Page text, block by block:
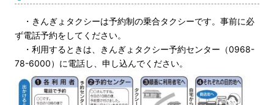
・きんぎょタクシーは予約制の乗合タクシーです。事前に必
ず電話予約をしてください。
・利用するときは、きんぎょタクシー予約センター（0968-
78-6000）に電話し、申し込んでください。